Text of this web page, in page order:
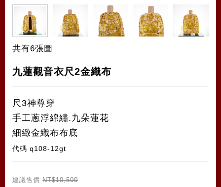
共有6張圖
九蓮觀音衣尺2金織布
尺3神尊穿
手工蔥浮綿繡.九朵蓮花
細緻金織布布底
代碼 q108-12gt
建議售價 NT$10,500